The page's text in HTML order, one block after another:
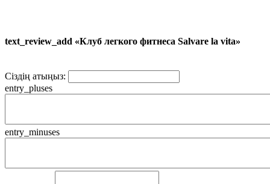
text_review_add «Клуб легкого фитнеса Salvare la vita»
Сіздің атыңыз:
entry_pluses
entry_minuses